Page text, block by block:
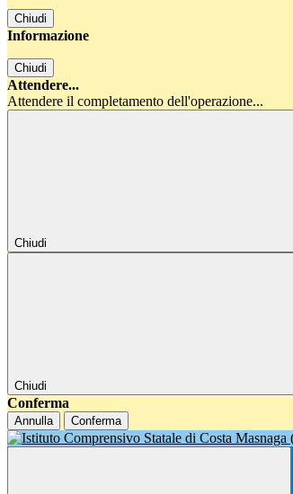
Chiudi
Informazione
Chiudi
Attendere...
Attendere il completamento dell'operazione...
Chiudi
Chiudi
Conferma
Annulla Conferma